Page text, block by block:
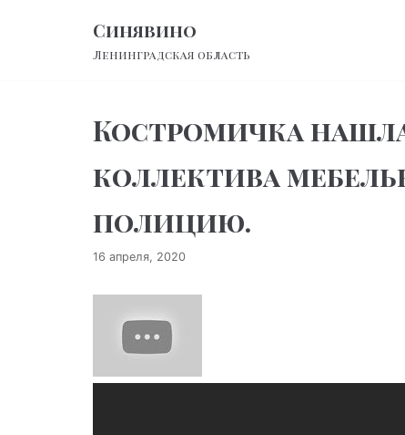
Синявино
Ленинградская область
Костромичка
коллектива
полицию.
16 апреля, 2020